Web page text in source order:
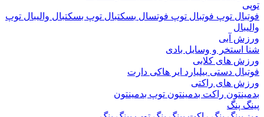
توپ فوتبالتوپ فوتسالبسکتبالتوپ بسکتبالوالیبال توپ
آبی
و وسایل بادی
های کلابی
دستیبیلیاردایر هاکیدارت
های راکتی
راکت بدمینتونتوپ بدمینتون
پنگ